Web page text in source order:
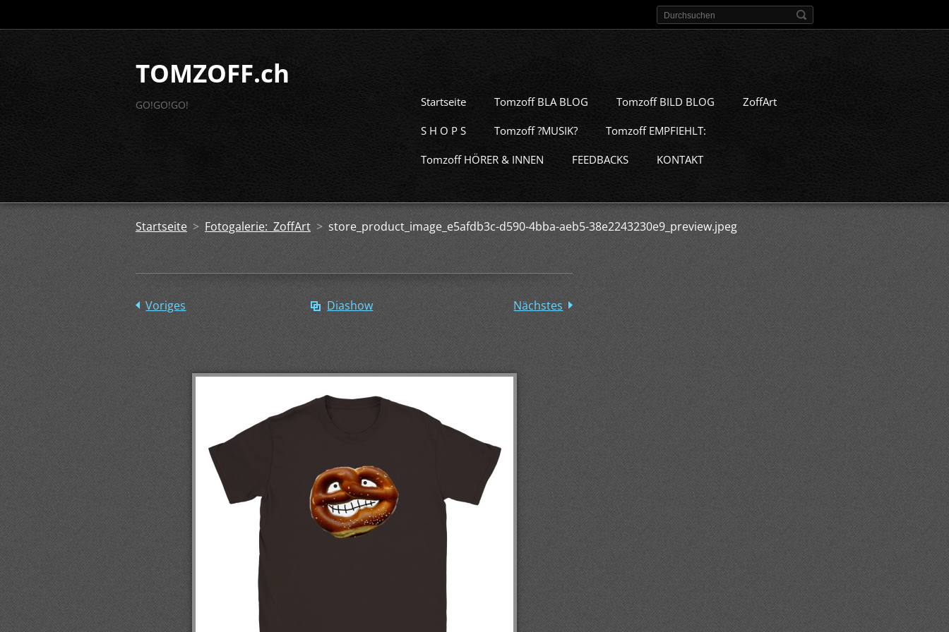
TOMZOFF.ch
GO!GO!GO! Startseite Tomzoff BLA BLOG Tomzoff BILD BLOG ZoffArt
S H O P S Tomzoff ?MUSIK? Tomzoff EMPFIEHLT:
Tomzoff HÖRER & INNEN FEEDBACKS KONTAKT
Startseite > Fotogalerie: ZoffArt >store_product_image_e5afdb3c-d590-4bba-aeb5-38e2243230e9_preview.jpeg
Voriges Diashow Nächstes